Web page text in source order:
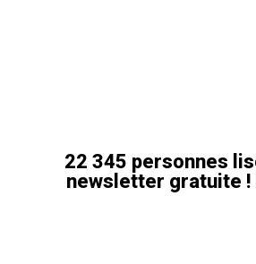
22 345 personnes
newsletter gratuite !